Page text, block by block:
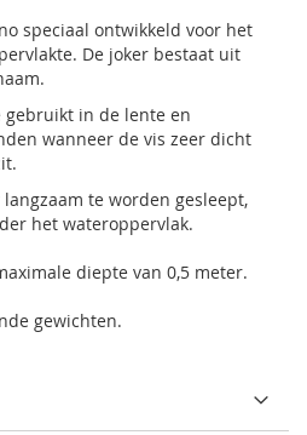
speciaal ontwikkeld voor het
De joker bestaat uit
gebruikt in de lente en
wanneer de vis zeer dicht
te worden gesleept,
het wateroppervlak.
diepte van 0,5 meter.
gewichten.